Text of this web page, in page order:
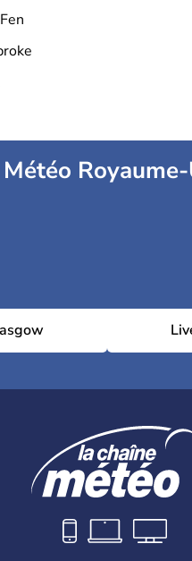
Météo